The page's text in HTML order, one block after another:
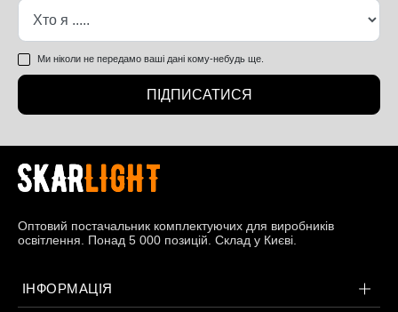
Ми ніколи не передамо ваші дані кому-небудь ще.
ПІДПИСАТИСЯ
Оптовий постачальник комплектуючих для виробників
освітлення. Понад 5 000 позицій. Склад у Києві.
ІНФОРМАЦІЯ